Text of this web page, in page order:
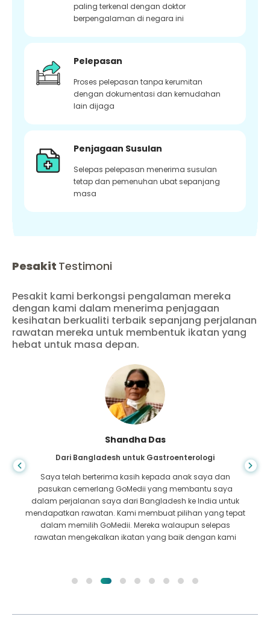
paling terkenal dengan doktor
berpengalaman di negara ini
Pelepasan
Proses pelepasan tanpa kerumitan
dengan dokumentasi dan kemudahan
lain dijaga
Penjagaan Susulan
Selepas pelepasan menerima susulan
tetap dan pemenuhan ubat sepanjang
masa
Pesakit Testimoni
Pesakit kami berkongsi pengalaman mereka
dengan kami dalam menerima penjagaan
kesihatan berkualiti terbaik sepanjang perjalanan
rawatan mereka untuk membentuk ikatan yang
hebat untuk masa depan.
Shandha Das
Dari Bangladesh untuk Gastroenterologi
Saya telah berterima kasih kepada anak saya dan
pasukan cemerlang GoMedii yang membantu saya
dalam perjalanan saya dari Bangladesh ke India untuk
mendapatkan rawatan. Kami membuat pilihan yang tepat
dalam memilih GoMedii. Mereka walaupun selepas
rawatan mengekalkan ikatan yang baik dengan kami